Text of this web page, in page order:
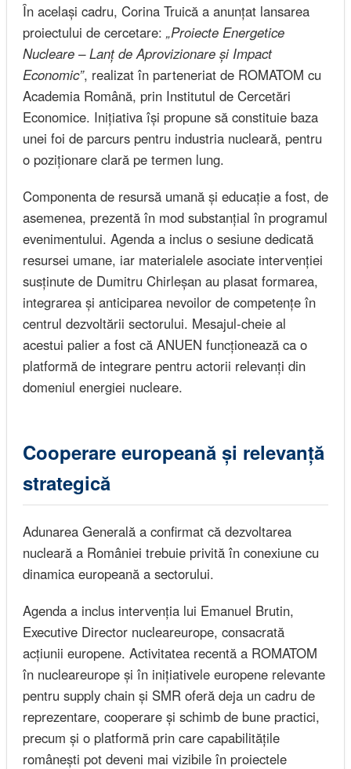
În același cadru, Corina Truică a anunțat lansarea
proiectului de cercetare: „Proiecte Energetice
Nucleare – Lanț de Aprovizionare și Impact
Economic”, realizat în parteneriat de ROMATOM cu
Academia Română, prin Institutul de Cercetări
Economice. Inițiativa își propune să constituie baza
unei foi de parcurs pentru industria nucleară, pentru
o poziționare clară pe termen lung.
Componenta de resursă umană și educație a fost, de
asemenea, prezentă în mod substanțial în programul
evenimentului. Agenda a inclus o sesiune dedicată
resursei umane, iar materialele asociate intervenției
susținute de Dumitru Chirleșan au plasat formarea,
integrarea și anticiparea nevoilor de competențe în
centrul dezvoltării sectorului. Mesajul-cheie al
acestui palier a fost că ANUEN funcționează ca o
platformă de integrare pentru actorii relevanți din
domeniul energiei nucleare.
Cooperare europeană și relevanță
strategică
Adunarea Generală a confirmat că dezvoltarea
nucleară a României trebuie privită în conexiune cu
dinamica europeană a sectorului.
Agenda a inclus intervenția lui Emanuel Brutin,
Executive Director nucleareurope, consacrată
acțiunii europene. Activitatea recentă a ROMATOM
în nucleareurope și în inițiativele europene relevante
pentru supply chain și SMR oferă deja un cadru de
reprezentare, cooperare și schimb de bune practici,
precum și o platformă prin care capabilitățile
românești pot deveni mai vizibile în proiectele